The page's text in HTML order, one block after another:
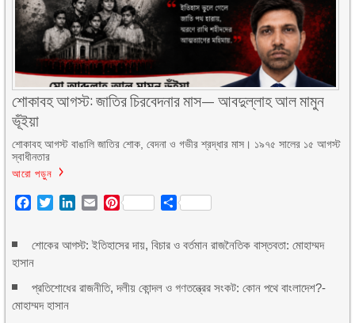
শোকাবহ আগস্ট: জাতির চিরবেদনার মাস— আবদুল্লাহ আল মামুন
ভূঁইয়া
শোকাবহ আগস্ট বাঙালি জাতির শোক, বেদনা ও গভীর শ্রদ্ধার মাস। ১৯৭৫ সালের ১৫ আগস্ট
স্বাধীনতার
আরো পড়ুন
Facebook
TwitterLinkedIn
EmailPinterest Share
শোকের আগস্ট: ইতিহাসের দায়, বিচার ও বর্তমান রাজনৈতিক বাস্তবতা: মোহাম্মদ
হাসান
প্রতিশোধের রাজনীতি, দলীয় কোন্দল ও গণতন্ত্রের সংকট: কোন পথে বাংলাদেশ?-
মোহাম্মদ হাসান